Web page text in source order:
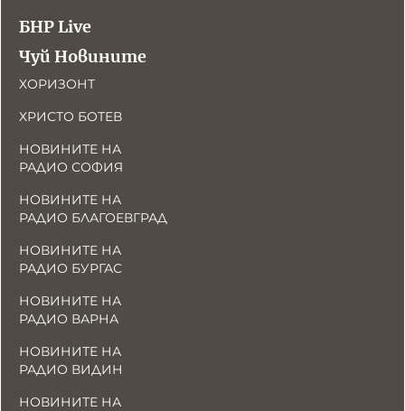
БНР Live
Чуй Новините
ХОРИЗОНТ
ХРИСТО БОТЕВ
НОВИНИТЕ НА
РАДИО СОФИЯ
НОВИНИТЕ НА
РАДИО БЛАГОЕВГРАД
НОВИНИТЕ НА
РАДИО БУРГАС
НОВИНИТЕ НА
РАДИО ВАРНА
НОВИНИТЕ НА
РАДИО ВИДИН
НОВИНИТЕ НА